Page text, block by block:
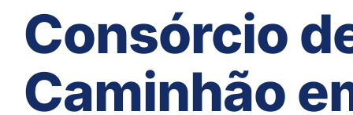
Consórcio
Caminhão